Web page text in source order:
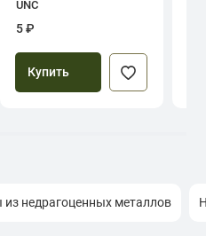
UNC
5 ₽
Купить
недрагоценных металлов